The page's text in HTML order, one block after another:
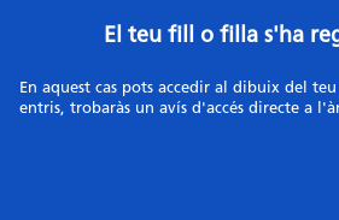
El teu fill o filla s'ha
En aquest cas pots accedir al dibuix del
entris, trobaràs un avís d'accés directe a